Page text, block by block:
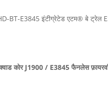
BT-E3845 इंटीग्रेटेड एटम® बे ट्रेल
कोर J1900 / E3845 फैनलेस